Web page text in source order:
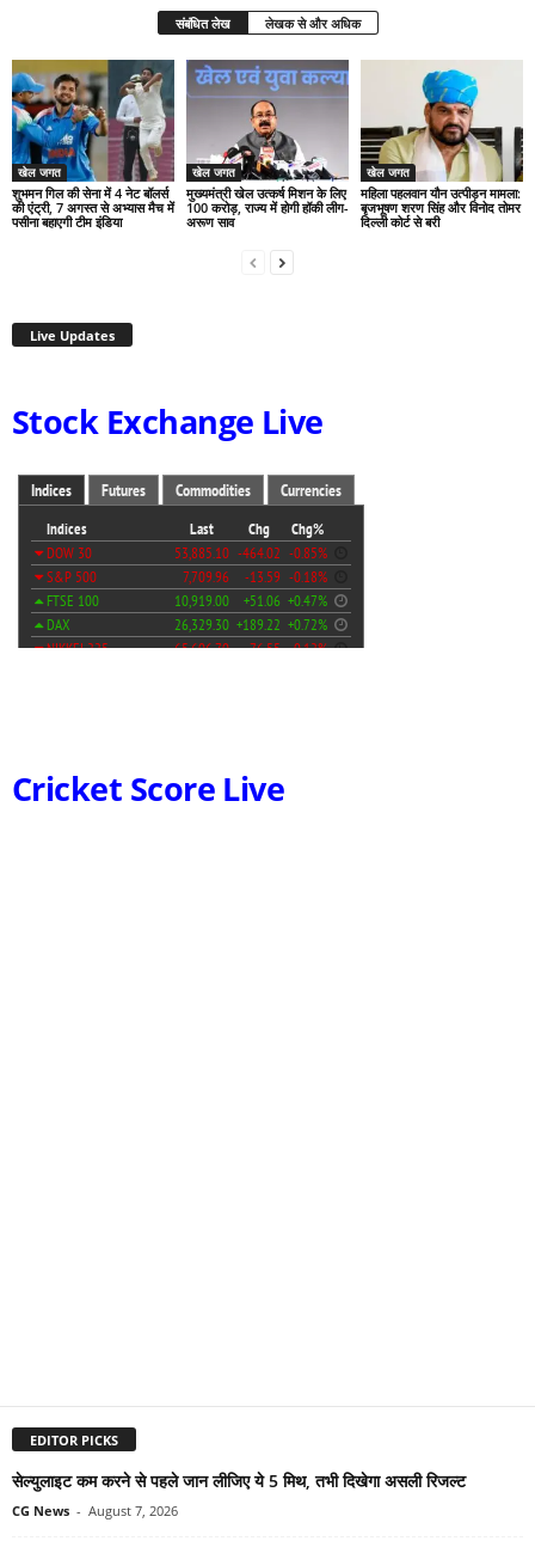
संबंधित लेख लेखक से और अधिक
खेल जगत
शुभमन गिल की सेना में 4 नेट बॉलर्स
की एंट्री, 7 अगस्त से अभ्यास मैच में
पसीना बहाएगी टीम इंडिया
खेल जगत
मुख्यमंत्री खेल उत्कर्ष मिशन के लिए
100 करोड़, राज्य में होगी हॉकी लीग-
अरूण साव
खेल जगत
महिला पहलवान यौन उत्पीड़न मामला:
बृजभूषण शरण सिंह और विनोद तोमर
दिल्ली कोर्ट से बरी
Live Updates
Stock Exchange Live
Cricket Score Live
EDITOR PICKS
सेल्युलाइट कम करने से पहले जान लीजिए ये 5 मिथ, तभी दिखेगा असली रिजल्ट
CG News - August 7, 2026